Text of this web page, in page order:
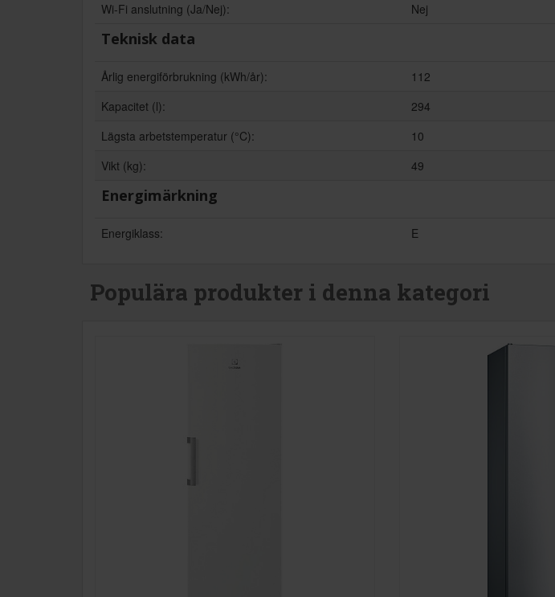
Wi-Fi anslutning (Ja/Nej):
Nej
Teknisk data
Årlig energiförbrukning (kWh/år):
112
Kapacitet (l):
294
Lägsta arbetstemperatur (°C):
10
Vikt (kg):
49
Energimärkning
Energiklass: E
Populära produkter i denna kategori